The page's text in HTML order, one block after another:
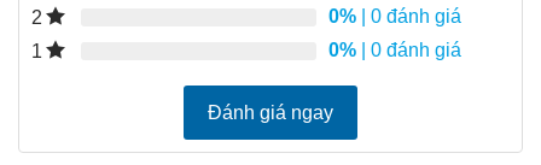
2 0% | 0 đánh giá
1
0% | 0 đánh giá
Đánh giá ngay